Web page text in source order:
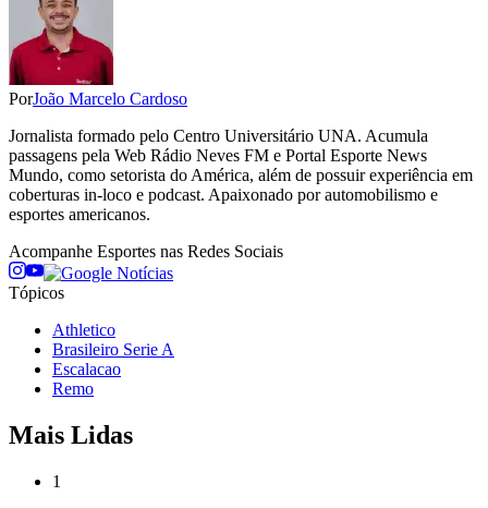
PorJoão Marcelo Cardoso
Jornalista formado pelo Centro Universitário UNA. Acumula
passagens pela Web Rádio Neves FM e Portal Esporte News
Mundo, como setorista do América, além de possuir experiência em
coberturas in-loco e podcast. Apaixonado por automobilismo e
esportes americanos.
Acompanhe Esportes nas Redes Sociais
Tópicos
Athletico
Brasileiro Serie A
Escalacao
Remo
Mais Lidas
1